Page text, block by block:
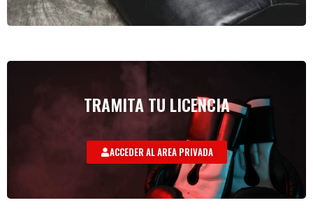
TRAMITA TU LICENCIA
ACCEDER AL AREA PRIVADA